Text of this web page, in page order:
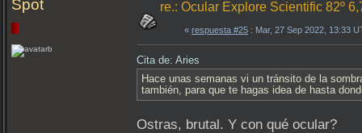
Spot re.: Ocular Explore Scientific 82º
« respuesta #25 : Mar, 27 Sep 2022, 13:33
Cita de: Aries
Hace unas semanas vi un tránsito de la
también, para que te hagas idea de hasta
Ostras, brutal. Y con qué ocular?